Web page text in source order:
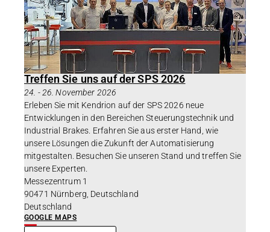
Treffen Sie uns auf der SPS 2026
24. - 26. November 2026
Erleben Sie mit Kendrion auf der SPS 2026 neue
Entwicklungen in den Bereichen Steuerungstechnik und
Industrial Brakes. Erfahren Sie aus erster Hand, wie
unsere Lösungen die Zukunft der Automatisierung
mitgestalten. Besuchen Sie unseren Stand und treffen Sie
unsere Experten.
Messezentrum 1
90471 Nürnberg, Deutschland
Deutschland
GOOGLE MAPS